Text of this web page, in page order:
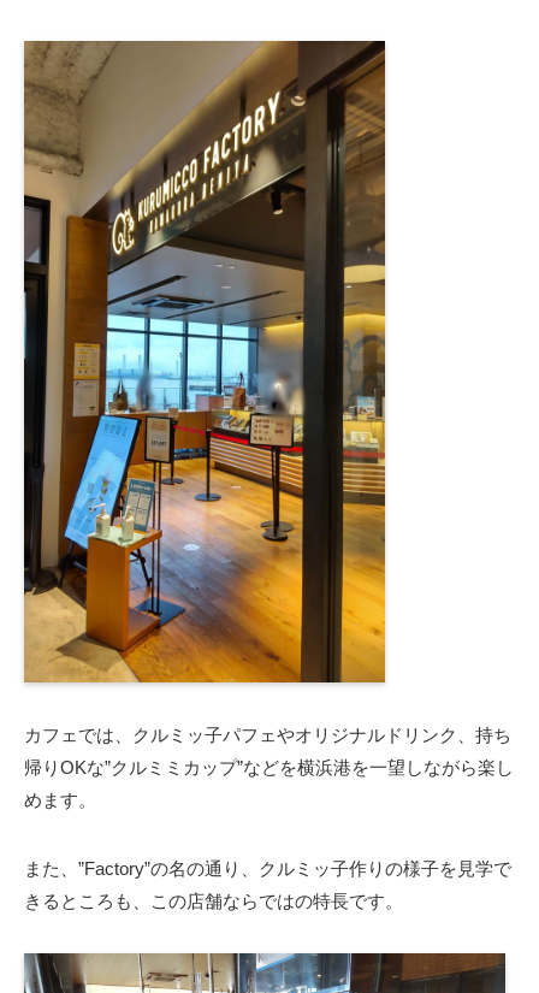
カフェでは、クルミッ子パフェやオリジナルドリンク、持ち
帰りOKな”クルミミカップ”などを横浜港を一望しながら楽し
めます。
また、”Factory”の名の通り、クルミッ子作りの様子を見学で
きるところも、この店舗ならではの特長です。